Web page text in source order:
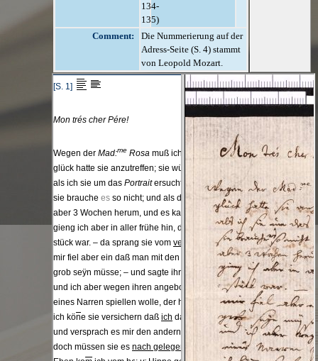
134-
135)
Comment:
Die Nummerierung auf der
Adress-Seite (S. 4) stammt
von Leopold Mozart.